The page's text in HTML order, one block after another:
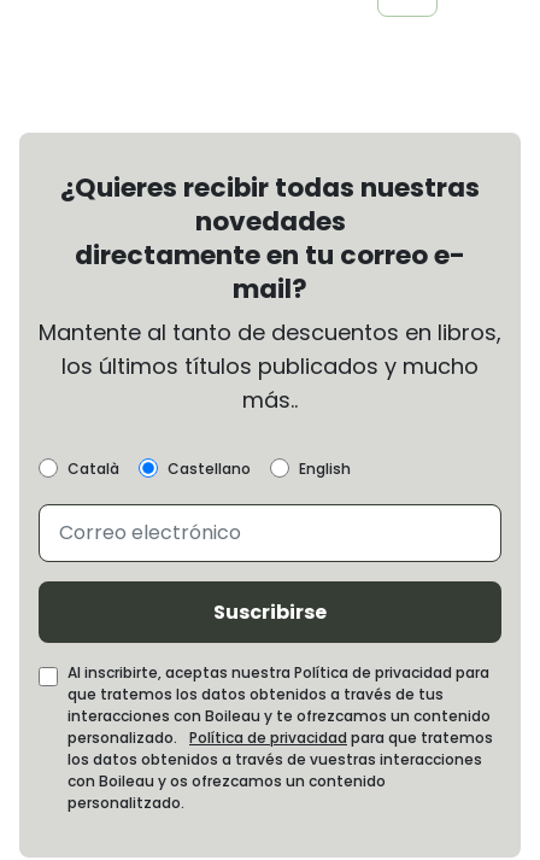
¿Quieres recibir todas nuestras
novedades
directamente en tu correo e-
mail?
Mantente al tanto de descuentos en libros,
los últimos títulos publicados y mucho
más..
Català Castellano English
Suscribirse
Al inscribirte, aceptas nuestra Política de privacidad para
que tratemos los datos obtenidos a través de tus
interacciones con Boileau y te ofrezcamos un contenido
personalizado. Política de privacidad para que tratemos
los datos obtenidos a través de vuestras interacciones
con Boileau y os ofrezcamos un contenido
personalitzado.